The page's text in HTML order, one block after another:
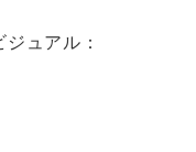
ジュアル：